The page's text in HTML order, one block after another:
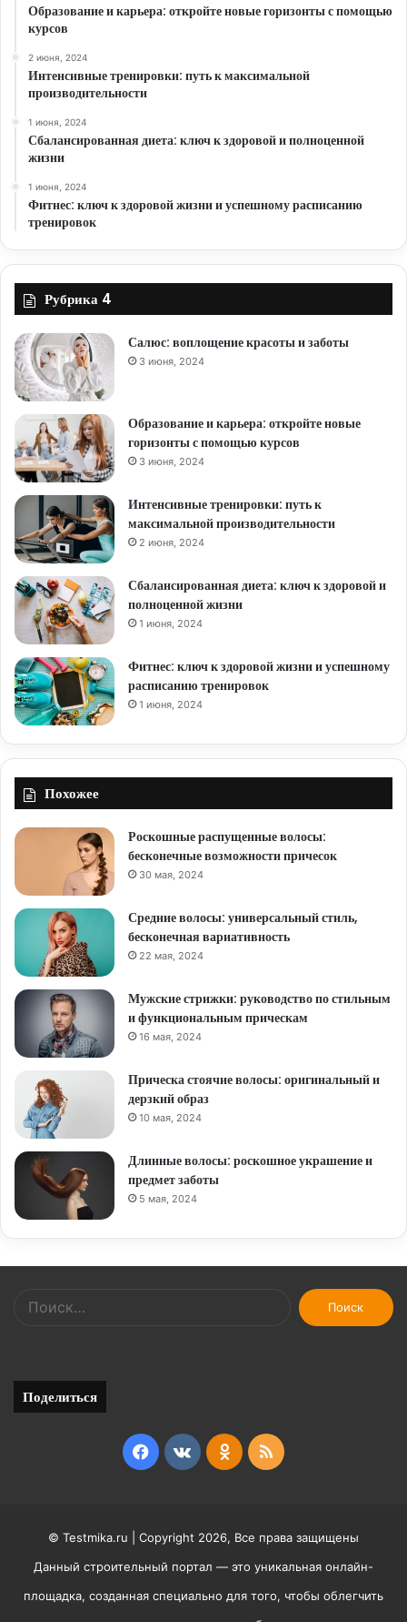
Образование и карьера: откройте новые горизонты с помощью
курсов
2 июня, 2024
Интенсивные тренировки: путь к максимальной
производительности
1 июня, 2024
Сбалансированная диета: ключ к здоровой и полноценной
жизни
1 июня, 2024
Фитнес: ключ к здоровой жизни и успешному расписанию
тренировок
Рубрика 4
Салюс: воплощение красоты и заботы
3 июня, 2024
Образование и карьера: откройте новые
горизонты с помощью курсов
3 июня, 2024
Интенсивные тренировки: путь к
максимальной производительности
2 июня, 2024
Сбалансированная диета: ключ к здоровой и
полноценной жизни
1 июня, 2024
Фитнес: ключ к здоровой жизни и успешному
расписанию тренировок
1 июня, 2024
Похожее
Роскошные распущенные волосы:
бесконечные возможности причесок
30 мая, 2024
Средние волосы: универсальный стиль,
бесконечная вариативность
22 мая, 2024
Мужские стрижки: руководство по стильным
и функциональным прическам
16 мая, 2024
Прическа стоячие волосы: оригинальный и
дерзкий образ
10 мая, 2024
Длинные волосы: роскошное украшение и
предмет заботы
5 мая, 2024
Найти:
Поделиться
Facebook
vk.comOdnoklassniki
RSS
© Testmika.ru | Copyright 2026, Все права защищены
Данный строительный портал — это уникальная онлайн-
площадка, созданная специально для того, чтобы облегчить